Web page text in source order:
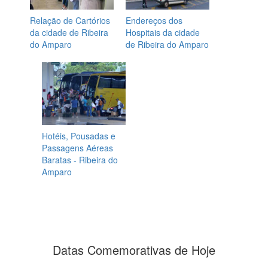
Relação de Cartórios
da cidade de Ribeira
do Amparo
Endereços dos
Hospitais da cidade
de Ribeira do Amparo
Hotéis, Pousadas e
Passagens Aéreas
Baratas - Ribeira do
Amparo
Datas Comemorativas de Hoje